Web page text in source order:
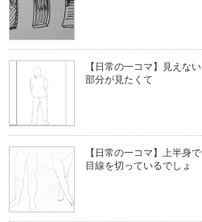
【日常の一コマ】見えない
部分が見たくて
【日常の一コマ】上半身で
目線を切っているでしょ